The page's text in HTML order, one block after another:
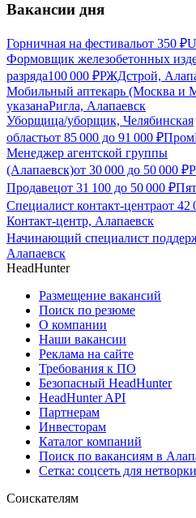
Вакансии дня
Горничная на фестивальот 350 ₽
Формовщик железобетонных
разряда100 000 ₽РЖДстрой,
Мобильный аптекарь (Москва и
указанаРигла, Алапаевск
Уборщица/уборщик, Челябинская
областьот 85 000 до 91 000 ₽
Менеджер агентской группы
(Алапаевск)от 30 000 до 50 000 ₽
Продавецот 31 100 до 50 000 ₽
Специалист контакт-центраот 42
Контакт-центр, Алапаевск
Начинающий специалист
Алапаевск
HeadHunter
Размещение вакансий
Поиск по резюме
О компании
Наши вакансии
Реклама на сайте
Требования к ПО
Безопасный HeadHunter
HeadHunter API
Партнерам
Инвесторам
Каталог компаний
Поиск по вакансиям в
Сетка: соцсеть для
Соискателям